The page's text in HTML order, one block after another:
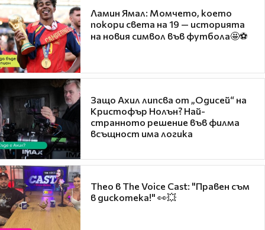
Ламин Ямал: Момчето, което
покори света на 19 — историята
на новия символ във футбола🤩⚽
Защо Ахил липсва от „Одисей“ на
Кристофър Нолън? Най-
странното решение във филма
всъщност има логика
Theo в The Voice Cast: "Правен съм
в дискотека!" 👀💥